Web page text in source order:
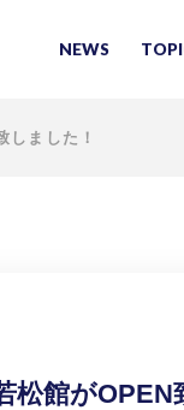
NEWS
ました！
館がOPEN